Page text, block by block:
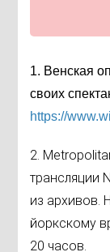
1. Венская
своих
https://
2.
трансляции
из архивов.
йоркскому
20 часов.